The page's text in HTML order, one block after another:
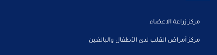
مركز زراعة الاعضاء
مركز أمراض القلب لدى الأطفال والبالغين